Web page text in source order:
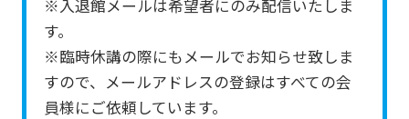
※入退館メールは希望者にのみ配信いたしま
す。
※臨時休講の際にもメールでお知らせ致しま
すので、メールアドレスの登録はすべての会
員様にご依頼しています。
content.
ask
that